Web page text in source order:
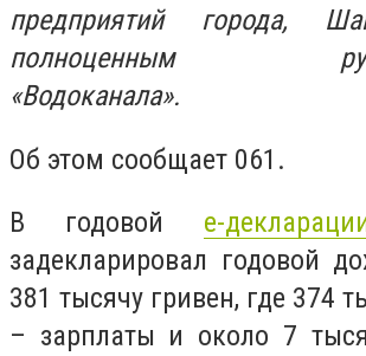
предприятий города,
полноценным
«Водоканала».
Об этом сообщает 061.
В годовой е-
задекларировал годовой
381 тысячу гривен, где 374
– зарплаты и около 7